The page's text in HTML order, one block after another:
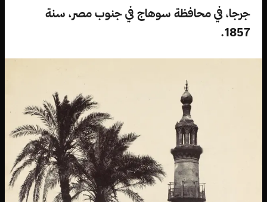
جرجا، في محافظة سوهاج في جنوب مصر، سنة
1857.